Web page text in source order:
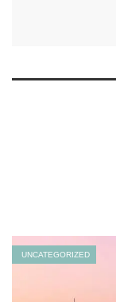
UNCATEGORIZED